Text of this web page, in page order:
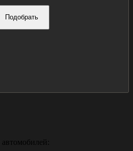
Подобрать
автомобилей: